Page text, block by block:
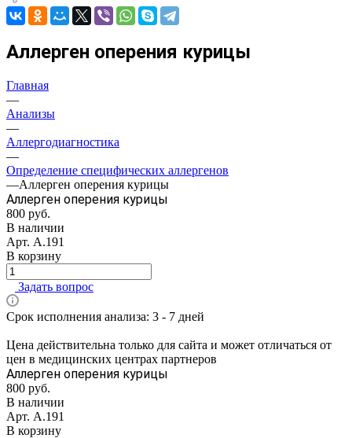
Аллерген оперения курицы
Главная
—
Анализы
—
Аллергодиагностика
—
Определение специфических аллергенов
—Аллерген оперения курицы
Аллерген оперения курицы
800 руб.
В наличии
Арт. А.191
В корзину
Задать вопрос
Срок исполнения анализа: 3 - 7 дней
Цена действительна только для сайта и может отличаться от
цен в медицинских центрах партнеров
Аллерген оперения курицы
800 руб.
В наличии
Арт. А.191
В корзину